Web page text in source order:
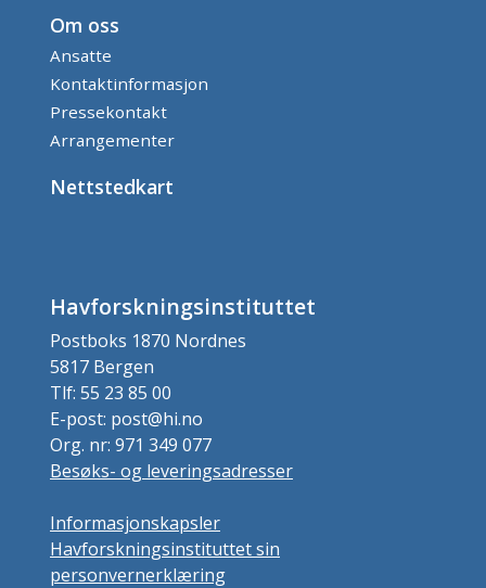
Om oss
Ansatte
Kontaktinformasjon
Pressekontakt
Arrangementer
Nettstedkart
Havforskningsinstituttet
Postboks 1870 Nordnes
5817 Bergen
Tlf: 55 23 85 00
E-post: post@hi.no
Org. nr: 971 349 077
Besøks- og leveringsadresser
Informasjonskapsler
Havforskningsinstituttet sin
personvernerklæring